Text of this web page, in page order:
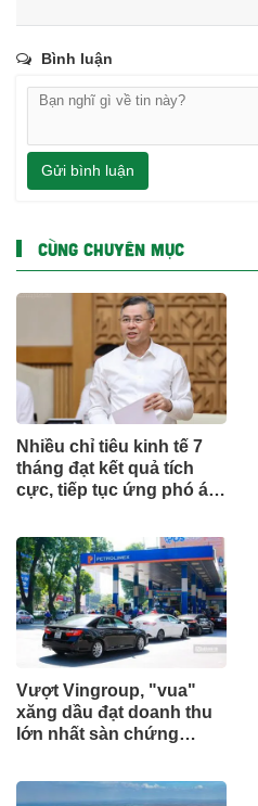
Bình luận
Gửi bình luận
CÙNG CHUYÊN MỤC
Nhiều chỉ tiêu kinh tế 7
tháng đạt kết quả tích
cực, tiếp tục ứng phó áp
Vượt Vingroup, "vua"
xăng dầu đạt doanh thu
lớn nhất sàn chứng